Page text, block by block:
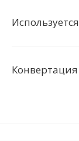
Конвертация